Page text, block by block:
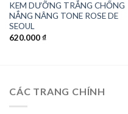
KEM DƯỠNG TRẮNG CHỐNG
NẮNG NÂNG TONE ROSE DE
SEOUL
620.000₫
CÁC TRANG CHÍNH